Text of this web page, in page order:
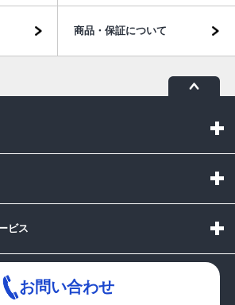
商品・保証について
ビス
お問い合わせ